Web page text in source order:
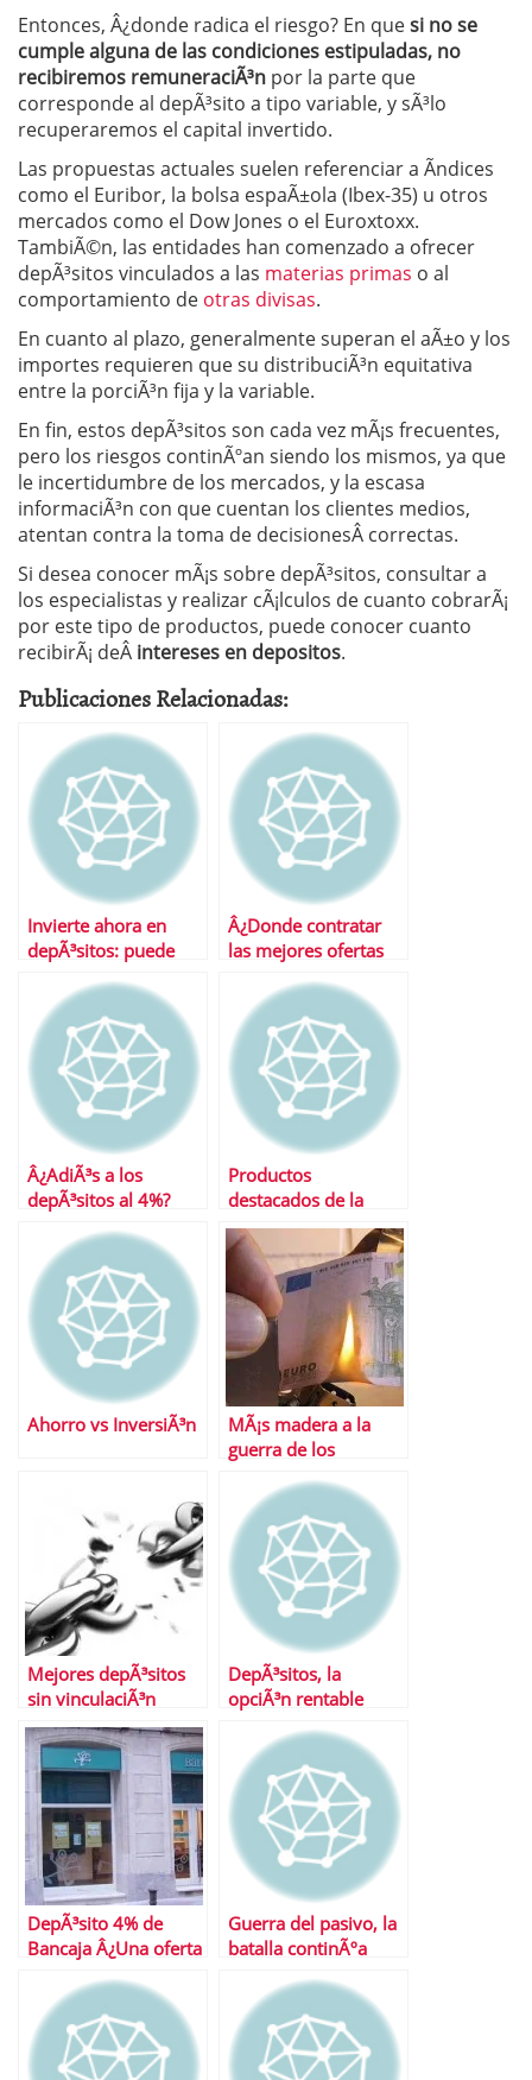
Entonces, Â¿donde radica el riesgo? En quesi no se
cumple alguna de las condiciones estipuladas, no
recibiremos remuneraciÃ³n por la parte que
corresponde al depÃ³sito a tipo variable, y sÃ³lo
recuperaremos el capital invertido.
Las propuestas actuales suelen referenciar a Ã­ndices
como el Euribor, la bolsa espaÃ±ola (Ibex-35) u otros
mercados como el Dow Jones o el Euroxtoxx.
TambiÃ©n, las entidades han comenzado a ofrecer
depÃ³sitos vinculados a las materias primas o al
comportamiento de otras divisas.
En cuanto al plazo, generalmente superan el aÃ±o y los
importes requieren que su distribuciÃ³n equitativa
entre la porciÃ³n fija y la variable.
En fin, estos depÃ³sitos son cada vez mÃ¡s frecuentes,
pero los riesgos continÃºan siendo los mismos, ya que
le incertidumbre de los mercados, y la escasa
informaciÃ³n con que cuentan los clientes medios,
atentan contra la toma de decisionesÂ correctas.
Si desea conocer mÃ¡s sobre depÃ³sitos, consultar a
los especialistas y realizar cÃ¡lculos de cuanto cobrarÃ¡
por este tipo de productos, puede conocer cuanto
recibirÃ¡ deÂ intereses en depositos.
Publicaciones Relacionadas:
Invierte ahora en
depÃ³sitos: puede
mejores ofertas
Â¿Donde contratar
las mejores ofertas
Â¿AdiÃ³s a los
depÃ³sitos al 4%?
Productos
destacados de la
semana
Ahorro vs InversiÃ³n
MÃ¡s madera a la
guerra de los
Mejores depÃ³sitos
sin vinculaciÃ³n
DepÃ³sitos, la
opciÃ³n rentable
DepÃ³sito 4% de
Bancaja Â¿Una oferta
escapar?
Guerra del pasivo, la
batalla continÃºa